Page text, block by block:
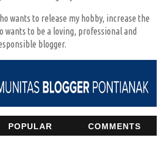
wants to release my hobby, increase the
wants to be a loving, professional and
blogger.
POPULAR COMMENTS